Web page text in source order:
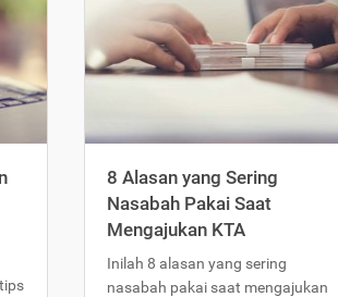
8 Alasan yang Sering
Nasabah Pakai Saat
Mengajukan KTA
Inilah 8 alasan yang sering
nasabah pakai saat mengajukan